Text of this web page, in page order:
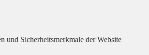
und Sicherheitsmerkmale der Website